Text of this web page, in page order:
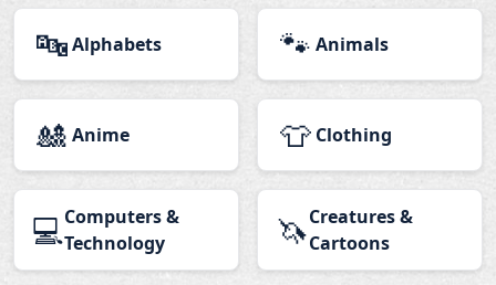
🔤Alphabets 🐾 Animals
🎎 Anime 👕 Clothing
💻Computers &
Technology
🦄Creatures &
Cartoons